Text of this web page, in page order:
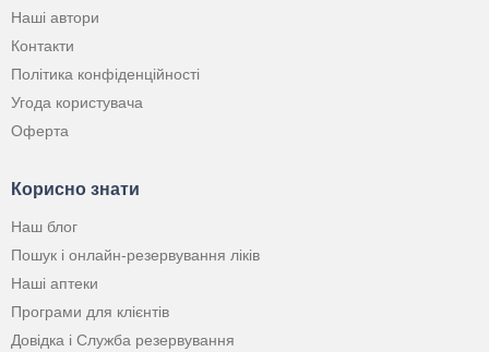
Наші автори
Контакти
Політика конфіденційності
Угода користувача
Оферта
Корисно знати
Наш блог
Пошук і онлайн-резервування ліків
Наші аптеки
Програми для клієнтів
Довідка і Служба резервування